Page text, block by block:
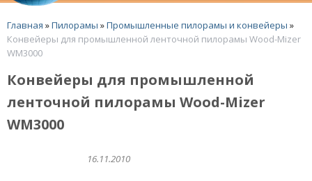
Главная »Пилорамы »Промышленные пилорамы и конвейеры »
Конвейеры для промышленной ленточной пилорамы Wood-Mizer
WM3000
Конвейеры для промышленной
ленточной пилорамы Wood-Mizer
WM3000
16.11.2010